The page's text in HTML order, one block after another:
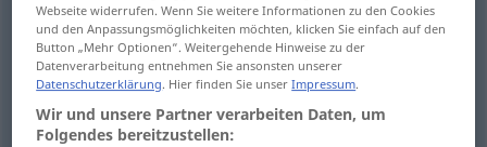
Selbstsuchtf self egoism
Webseite widerrufen. Wenn Sie weitere Informationen zu den Cookies
und den Anpassungsmöglichkeiten möchten, klicken Sie einfach auf den
Button „Mehr Optionen“. Weitergehende Hinweise zu der
Datenverarbeitung entnehmen Sie ansonsten unserer
Datenschutzerklärung. Hier finden Sie unserImpressum.
Wir und unsere Partner verarbeiten Daten, um
Folgendes bereitzustellen: